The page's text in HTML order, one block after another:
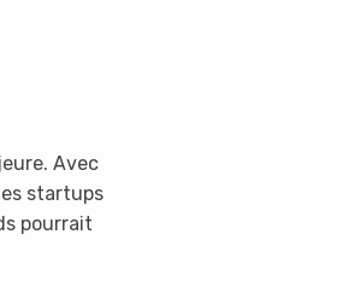
Avec
startups
pourrait